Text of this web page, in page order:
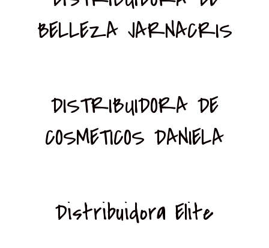
BELLEZA JARNACRIS
DISTRIBUIDORA DE
COSMETICOS DANIELA
Distribuidora Elite